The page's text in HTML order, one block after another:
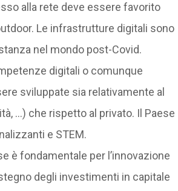
alla rete deve essere favorito
Le infrastrutture digitali sono
nel mondo post-Covid.
digitali o comunque
sviluppate sia relativamente al
…) che rispetto al privato. Il Paese
e STEM.
è fondamentale per l’innovazione
degli investimenti in capitale
C competenze digitali